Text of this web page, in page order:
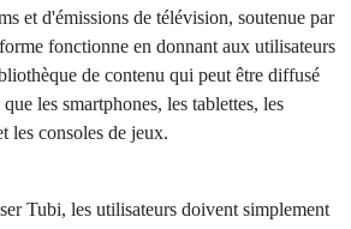
et d'émissions de télévision, soutenue par
fonctionne en donnant aux utilisateurs
de contenu qui peut être diffusé
les smartphones, les tablettes, les
les consoles de jeux.
Tubi, les utilisateurs doivent simplement